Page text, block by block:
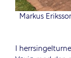
Markus
I